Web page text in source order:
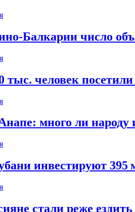
Балкарии число
тыс. человек
много ли народу
инвестируют 395
стали реже